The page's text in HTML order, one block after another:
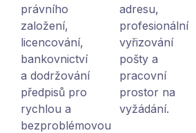
právního
založení,
licencování,
bankovnictví
a dodržování
předpisů pro
rychlou a
bezproblémovou
adresu,
profesionální
vyřizování
pošty a
pracovní
prostor na
vyžádání.